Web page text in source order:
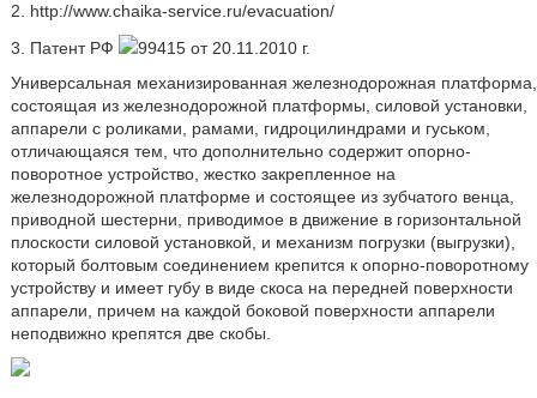
2. http://www.chaika-service.ru/evacuation/
3. Патент РФ
99415 от 20.11.2010 г.
Универсальная механизированная железнодорожная платформа,
состоящая из железнодорожной платформы, силовой установки,
аппарели с роликами, рамами, гидроцилиндрами и гуськом,
отличающаяся тем, что дополнительно содержит опорно-
поворотное устройство, жестко закрепленное на
железнодорожной платформе и состоящее из зубчатого венца,
приводной шестерни, приводимое в движение в горизонтальной
плоскости силовой установкой, и механизм погрузки (выгрузки),
который болтовым соединением крепится к опорно-поворотному
устройству и имеет губу в виде скоса на передней поверхности
аппарели, причем на каждой боковой поверхности аппарели
неподвижно крепятся две скобы.